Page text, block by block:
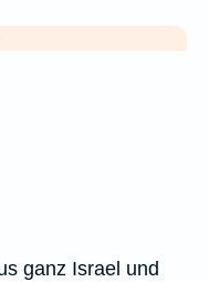
ganz Israel und